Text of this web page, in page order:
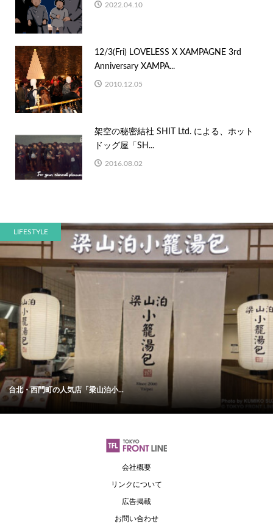
2022.04.10
12/3(Fri) LOVELESS X XAMPAGNE 3rd
Anniversary XAMPA...
2010.12.05
架空の秘密結社 SHIT Ltd. による、ホット
ドッグ屋「SH...
2016.08.02
LIFESTYLE
台北・西門町の人気店「梁山泊小...
会社概要
リンクについて
広告掲載
お問い合わせ